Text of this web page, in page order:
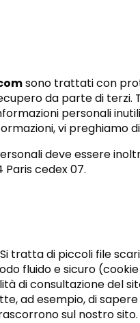
sono trattati con
da parte di terzi.
personali
vi preghiamo
deve essere
Paris cedex 07.
tratta di piccoli file
fluido e sicuro (cookie
di consultazione del
ad esempio, di
sul nostro sito.